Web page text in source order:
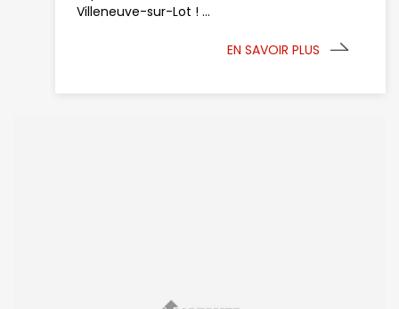
Villeneuve-sur-Lot ! ...
EN SAVOIR PLUS